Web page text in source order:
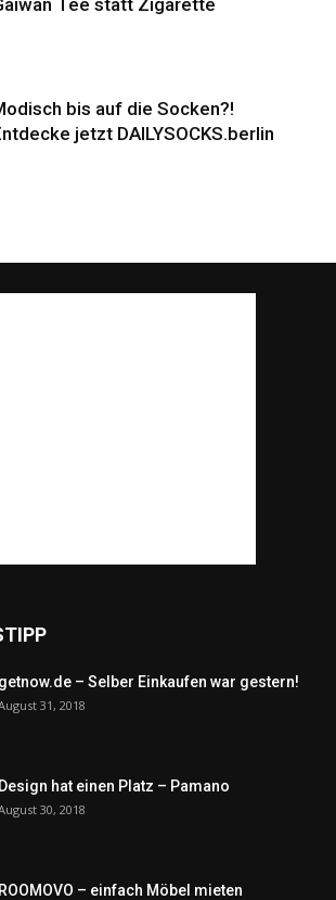
bis auf die Socken?!
jetzt DAILYSOCKS.berlin
getnow.de – Selber Einkaufen war gestern!
31, 2018
Design hat einen Platz – Pamano
30, 2018
ROOMOVO – einfach Möbel mieten